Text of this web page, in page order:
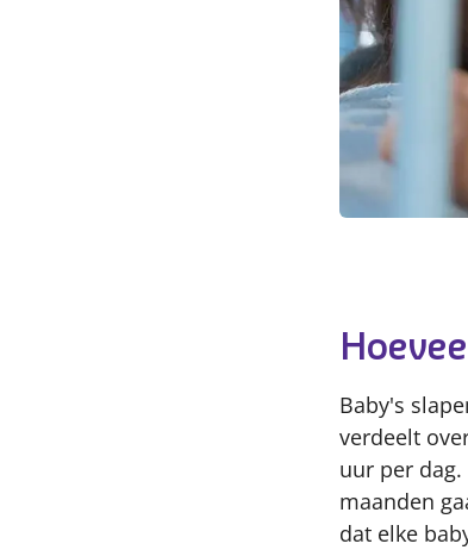
Baby's
verdeelt
uur per
maanden
dat elke